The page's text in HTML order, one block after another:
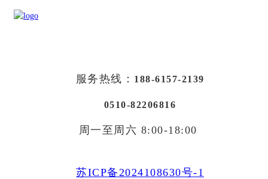
服务热线： 188-6157-2139
0510-82206816
周一至周六 8:00-18:00
苏ICP备2024108630号-1